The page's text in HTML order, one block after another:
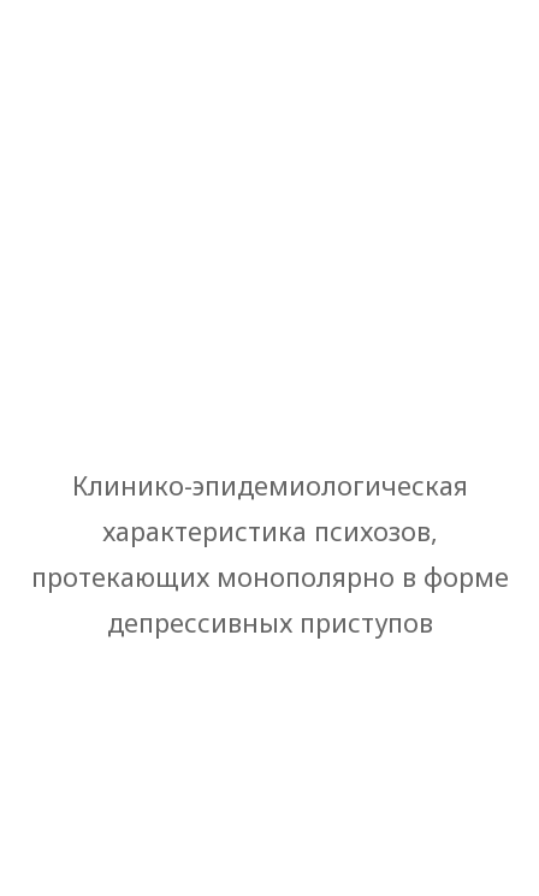
Клинико-эпидемиологическая
характеристика психозов,
протекающих монополярно в форме
депрессивных приступов